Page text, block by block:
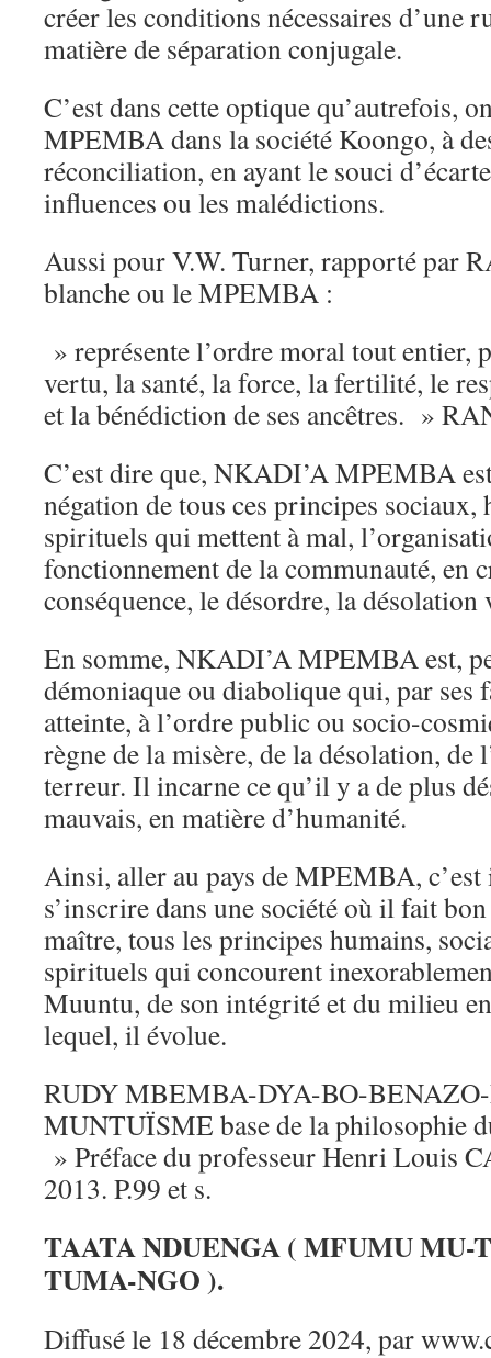
créer les conditions nécessaires d’une
matière de séparation conjugale.
C’est dans cette optique qu’autrefois,
MPEMBA dans la société Koongo, à
réconciliation, en ayant le souci
influences ou les malédictions.
Aussi pour V.W. Turner, rapporté par
blanche ou le MPEMBA :
» représente l’ordre moral tout entier,
vertu, la santé, la force, la fertilité, le
et la bénédiction de ses ancêtres. »
C’est dire que, NKADI’A MPEMBA
négation de tous ces principes sociaux,
spirituels qui mettent à mal,
fonctionnement de la communauté, en
conséquence, le désordre, la désolation
En somme, NKADI’A MPEMBA est,
démoniaque ou diabolique qui, par ses
atteinte, à l’ordre public ou socio-
règne de la misère, de la désolation, de
terreur. Il incarne ce qu’il y a de plus
mauvais, en matière d’humanité.
Ainsi, aller au pays de MPEMBA,
s’inscrire dans une société où il fait
maître, tous les principes humains,
spirituels qui concourent
Muuntu, de son intégrité et du milieu
lequel, il évolue.
RUDY MBEMBA-DYA-BO-
MUNTUÏSME base de la philosophie
» Préface du professeur Henri Louis
2013. P.99 et s.
TAATA NDUENGA ( MFUMU MU-
TUMA-NGO ).
Diffusé le 18 décembre 2024, par